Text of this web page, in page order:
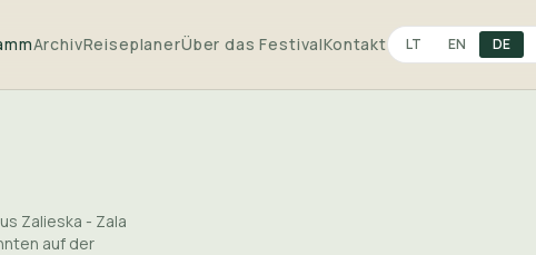
ArchivReiseplanerÜber das FestivalKontakt LT EN DE
Zalieska - Zala
auf der